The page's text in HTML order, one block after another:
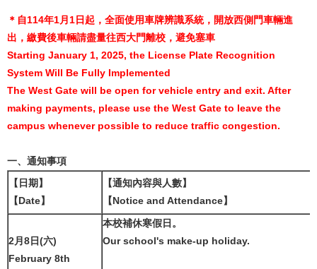
＊自114年1月1日起，全面使用車牌辨識系統，開放西側門車輛進
出，繳費後車輛請盡量往西大門離校，避免塞車
Starting January 1, 2025, the License Plate Recognition
System Will Be Fully Implemented
The West Gate will be open for vehicle entry and exit. After
making payments, please use the West Gate to leave the
campus whenever possible to reduce traffic congestion.
一、通知事項
【日期】
【Date】
【通知內容與人數】
【Notice and Attendance】
2月8日(六)
February 8th
本校補休寒假日。
Our school's make-up holiday.